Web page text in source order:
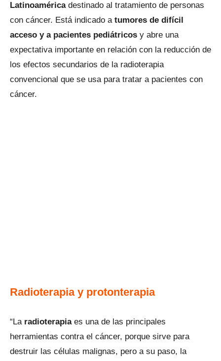
Latinoaméricadestinado al tratamiento de personas
con cáncer. Está indicado a tumores de difícil
acceso y a pacientes pediátricos y abre una
expectativa importante en relación con la reducción de
los efectos secundarios de la radioterapia
convencional que se usa para tratar a pacientes con
cáncer.
Radioterapia y protonterapia
“La radioterapiaes una de las principales
herramientas contra el cáncer, porque sirve para
destruir las células malignas, pero a su paso, la